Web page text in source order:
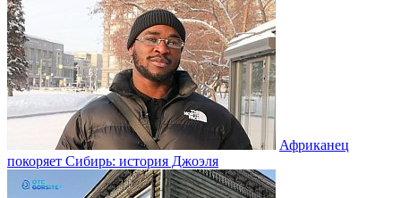
Африканец
покоряет Сибирь: история Джоэля